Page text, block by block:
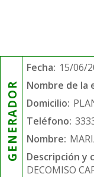
GENERADOR
Fecha: 15/06/
Nombre de la
Domicilio:
Teléfono:
Nombre:
Descripción y
DECOMISO